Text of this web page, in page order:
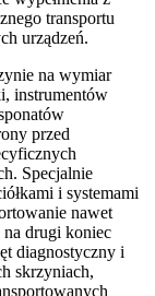
transportu
urządzeń.
na wymiar
instrumentów
przed
Specjalnie
i systemami
nawet
drugi koniec
diagnostyczny i
skrzyniach,